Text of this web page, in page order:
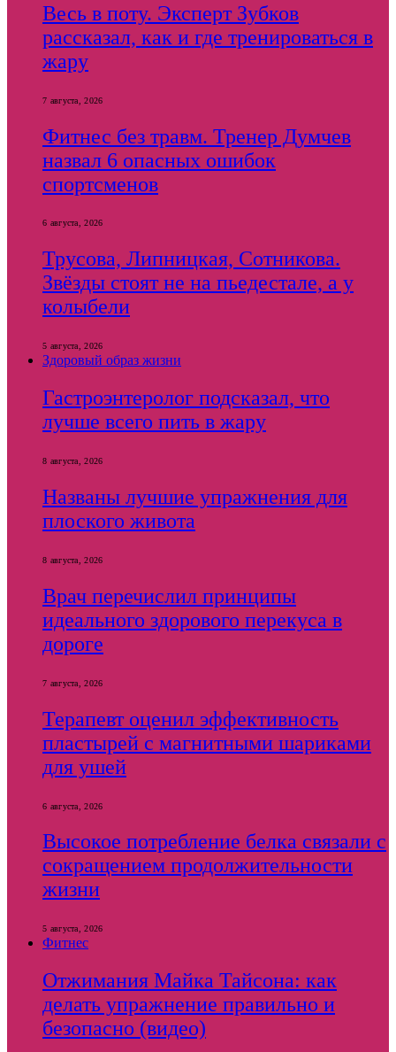
Весь в поту. Эксперт Зубков
рассказал, как и где тренироваться в
жару
7 августа, 2026
Фитнес без травм. Тренер Думчев
назвал 6 опасных ошибок
спортсменов
6 августа, 2026
Трусова, Липницкая, Сотникова.
Звёзды стоят не на пьедестале, а у
колыбели
5 августа, 2026
Здоровый образ жизни
Гастроэнтеролог подсказал, что
лучше всего пить в жару
8 августа, 2026
Названы лучшие упражнения для
плоского живота
8 августа, 2026
Врач перечислил принципы
идеального здорового перекуса в
дороге
7 августа, 2026
Терапевт оценил эффективность
пластырей с магнитными шариками
для ушей
6 августа, 2026
Высокое потребление белка связали с
сокращением продолжительности
жизни
5 августа, 2026
Фитнес
Отжимания Майка Тайсона: как
делать упражнение правильно и
безопасно (видео)